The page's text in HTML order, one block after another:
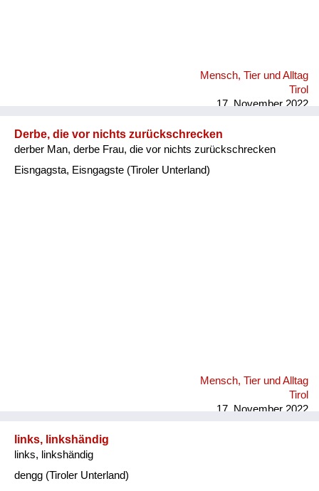
Mensch, Tier und Alltag
Tirol
17. November 2022
Derbe, die vor nichts zurückschrecken
derber Man, derbe Frau, die vor nichts zurückschrecken
Eisngagsta, Eisngagste (Tiroler Unterland)
Mensch, Tier und Alltag
Tirol
17. November 2022
links, linkshändig
links, linkshändig
dengg (Tiroler Unterland)